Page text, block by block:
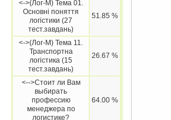
<->(Лог-М) Тема 01.
Основні поняття
логістики (27
тест.завдань)
51.85 %
<->(Лог-М) Тема 11.
Транспортна
логістика (15
тест.завдань)
26.67 %
<-->Стоит ли Вам
выбирать
профессию
менеджера по
логистике?
64.00 %